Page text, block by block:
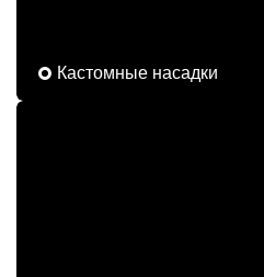
Кастомные насадки